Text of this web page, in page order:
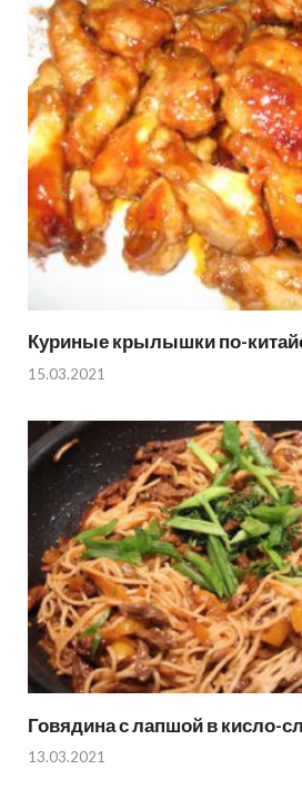
Куриные крылышки по-
15.03.2021
Говядина с лапшой в кисло-
13.03.2021